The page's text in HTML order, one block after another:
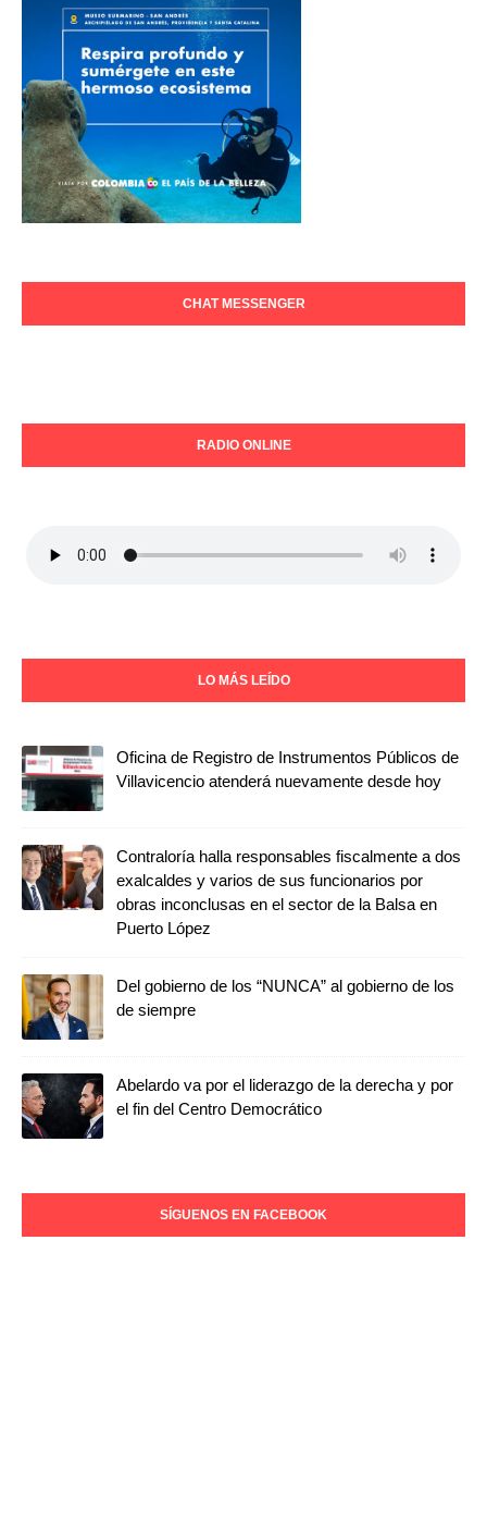
CHAT MESSENGER
RADIO ONLINE
LO MÁS LEÍDO
Oficina de Registro de Instrumentos Públicos de
Villavicencio atenderá nuevamente desde hoy
Contraloría halla responsables fiscalmente a dos
exalcaldes y varios de sus funcionarios por
obras inconclusas en el sector de la Balsa en
Puerto López
Del gobierno de los “NUNCA” al gobierno de los
de siempre
Abelardo va por el liderazgo de la derecha y por
el fin del Centro Democrático
SÍGUENOS EN FACEBOOK